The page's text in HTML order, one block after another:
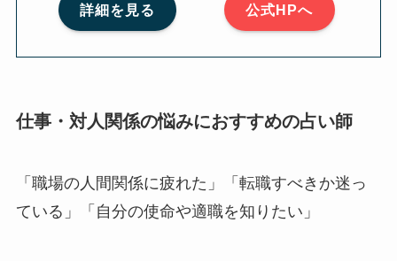
詳細を見る 公式HPへ
仕事・対人関係の悩みにおすすめの占い師
「職場の人間関係に疲れた」「転職すべきか迷っ
ている」「自分の使命や適職を知りたい」